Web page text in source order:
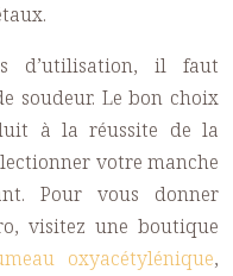
d’utilisation, il faut
soudeur. Le bon choix
à la réussite de la
votre manche
Pour vous donner
visitez une boutique
oxyacétylénique,